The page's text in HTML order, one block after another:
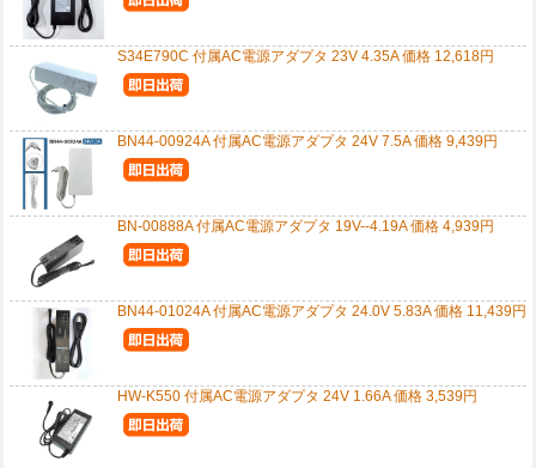
S34E790C 付属AC電源アダプタ 23V 4.35A 価格 12,618円
BN44-00924A 付属AC電源アダプタ 24V 7.5A 価格 9,439円
BN-00888A 付属AC電源アダプタ 19V--4.19A 価格 4,939円
BN44-01024A 付属AC電源アダプタ 24.0V 5.83A 価格 11,439円
HW-K550 付属AC電源アダプタ 24V 1.66A 価格 3,539円